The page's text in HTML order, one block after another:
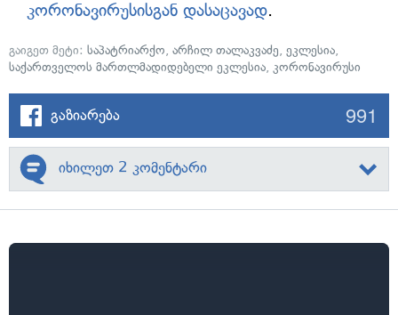
კორონავირუსისგან დასაცავად.
გაიგეთ მეტი: საპატრიარქო, არჩილ თალაკვაძე, ეკლესია,
საქართველოს მართლმადიდებელი ეკლესია, კორონავირუსი
გაზიარება 991
იხილეთ 2 კომენტარი